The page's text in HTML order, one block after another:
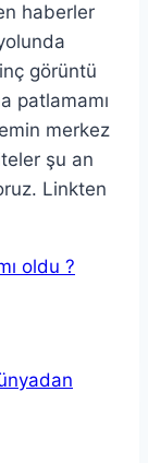
haberler
görüntü
patlamamı
merkez
şu an
Linkten
oldu ?